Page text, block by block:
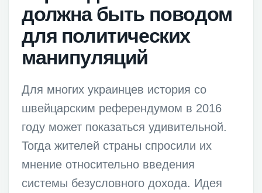
должна быть поводом
для политических
манипуляций
Для многих украинцев история со
швейцарским референдумом в 2016
году может показаться удивительной.
Тогда жителей страны спросили их
мнение относительно введения
системы безусловного дохода. Идея